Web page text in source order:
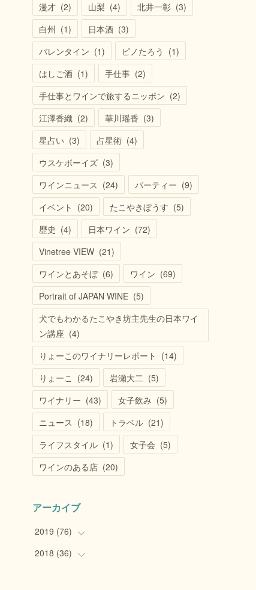
漫才 (2) 山梨 (4) 北井一彰 (3)
白州 (1) 日本酒 (3)
バレンタイン (1) ピノたろう (1)
はしご酒 (1) 手仕事 (2)
手仕事とワインで旅するニッポン (2)
江澤香織 (2) 華川瑶香 (3)
星占い (3) 占星術 (4)
ウスケボーイズ (3)
ワインニュース (24) パーティー (9)
イベント (20) たこやきぼうす (5)
歴史 (4) 日本ワイン (72)
Vinetree VIEW (21)
ワインとあそぼ (6) ワイン (69)
Portrait of JAPAN WINE (5)
犬でもわかるたこやき坊主先生の日本ワイ
ン講座 (4)
りょーこのワイナリーレポート (14)
りょーこ (24) 岩瀬大二 (5)
ワイナリー (43) 女子飲み (5)
ニュース (18) トラベル (21)
ライフスタイル (1) 女子会 (5)
ワインのある店 (20)
アーカイブ
2019 (76)
(1)
2018 (36)